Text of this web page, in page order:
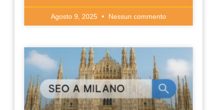
Agosto 9, 2025 Nessun commento